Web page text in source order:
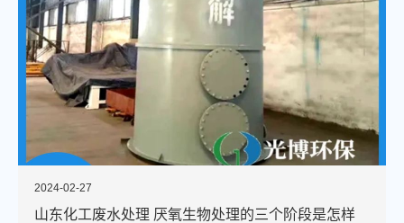
2024-02-27
山东化工废水处理 厌氧生物处理的三个阶段是怎样